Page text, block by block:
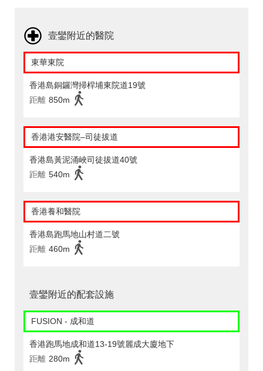
壹鑾附近的醫院
東華東院
香港島銅鑼灣掃桿埔東院道19號
距離 850m
香港港安醫院–司徒拔道
香港島黃泥涌峽司徒拔道40號
距離 540m
香港養和醫院
香港島跑馬地山村道二號
距離 460m
壹鑾附近的配套設施
FUSION - 成和道
香港跑馬地成和道13-19號麗成大廈地下
距離 280m